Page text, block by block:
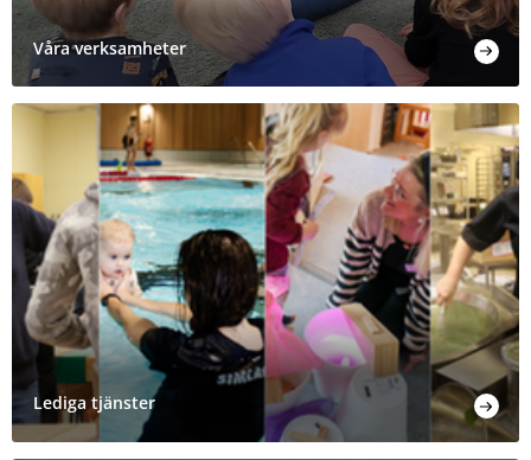
Våra verksamheter
Lediga tjänster